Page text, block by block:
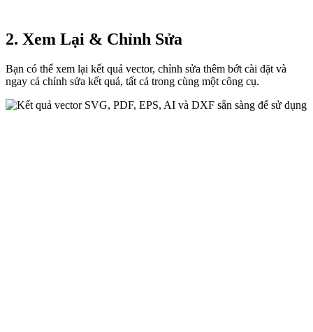
2. Xem Lại & Chỉnh Sửa
Bạn có thể xem lại kết quả vector, chỉnh sửa thêm bớt cài đặt và
ngay cả chỉnh sửa kết quả, tất cả trong cùng một công cụ.